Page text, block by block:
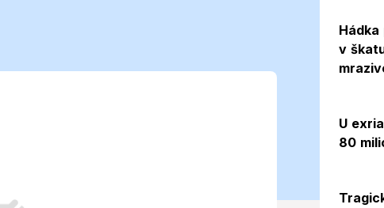
pre Levice
v
U
80